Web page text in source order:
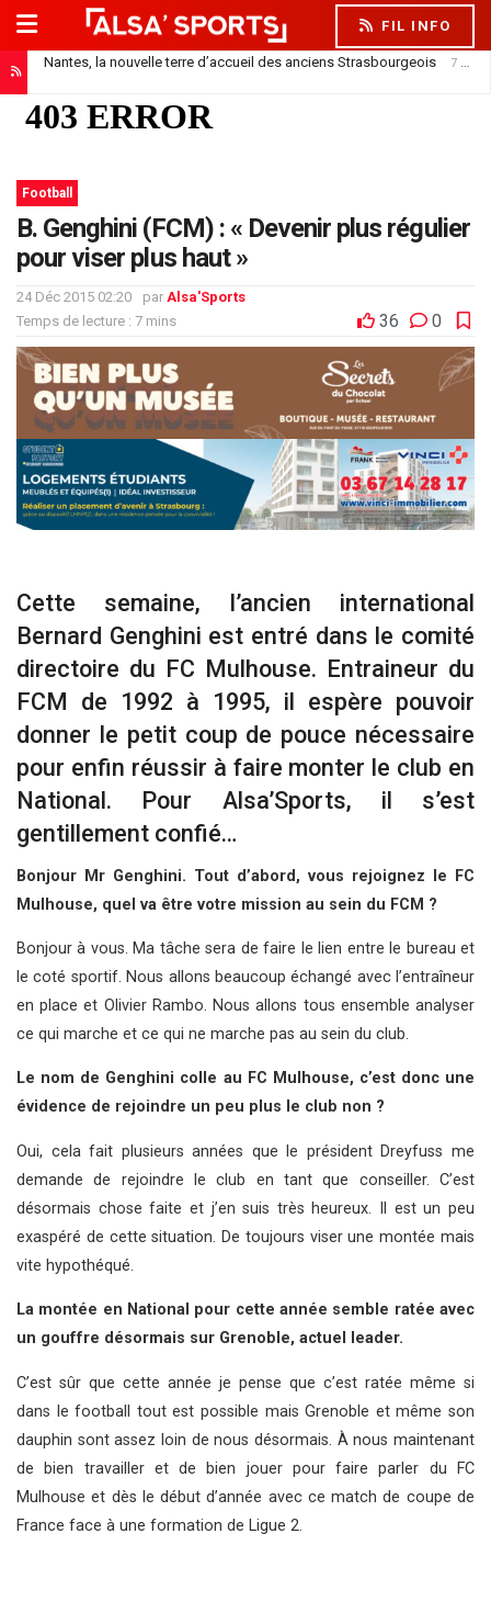
FIL INFO
Nantes, la nouvelle terre d’accueil des anciens Strasbourgeois
7 août 2026
Officiel : Saïdou Sow prêté au FC Nantes 7 août 2026
Football
B. Genghini (FCM) : « Devenir plus régulier
pour viser plus haut »
24 Déc 2015 02:20 par Alsa'Sports
Temps de lecture : 7 mins
36 0
Cette semaine, l’ancien international
Bernard Genghini est entré dans le comité
directoire du FC Mulhouse. Entraineur du
FCM de 1992 à 1995, il espère pouvoir
donner le petit coup de pouce nécessaire
pour enfin réussir à faire monter le club en
National. Pour Alsa’Sports, il s’est
gentillement confié…
Bonjour Mr Genghini. Tout d’abord, vous rejoignez le FC
Mulhouse, quel va être votre mission au sein du FCM ?
Bonjour à vous. Ma tâche sera de faire le lien entre le bureau et
le coté sportif. Nous allons beaucoup échangé avec l’entraîneur
en place et Olivier Rambo. Nous allons tous ensemble analyser
ce qui marche et ce qui ne marche pas au sein du club.
Le nom de Genghini colle au FC Mulhouse, c’est donc une
évidence de rejoindre un peu plus le club non ?
Oui, cela fait plusieurs années que le président Dreyfuss me
demande de rejoindre le club en tant que conseiller. C’est
désormais chose faite et j’en suis très heureux. Il est un peu
exaspéré de cette situation. De toujours viser une montée mais
vite hypothéqué.
La montée en National pour cette année semble ratée avec
un gouffre désormais sur Grenoble, actuel leader.
C’est sûr que cette année je pense que c’est ratée même si
dans le football tout est possible mais Grenoble et même son
dauphin sont assez loin de nous désormais. À nous maintenant
de bien travailler et de bien jouer pour faire parler du FC
Mulhouse et dès le début d’année avec ce match de coupe de
France face à une formation de Ligue 2.